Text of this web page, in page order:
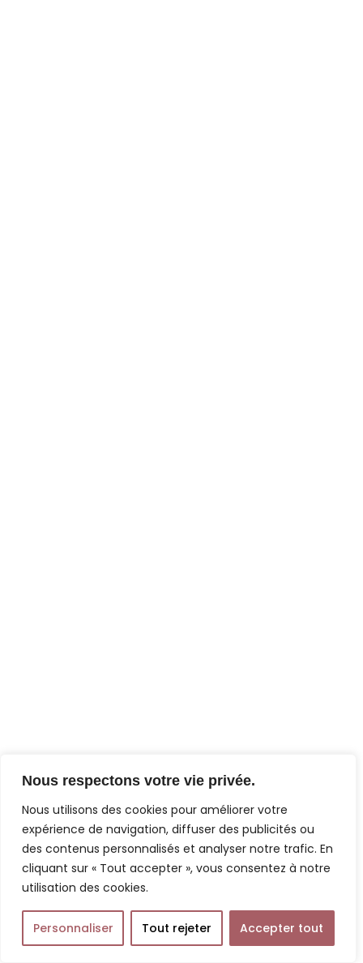
Nous respectons votre vie privée.
Nous utilisons des cookies pour améliorer votre
expérience de navigation, diffuser des publicités ou
des contenus personnalisés et analyser notre trafic. En
cliquant sur « Tout accepter », vous consentez à notre
utilisation des cookies.
Personnaliser Tout rejeter Accepter tout